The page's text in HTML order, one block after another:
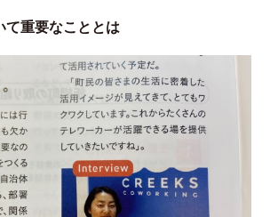
て重要なこととは